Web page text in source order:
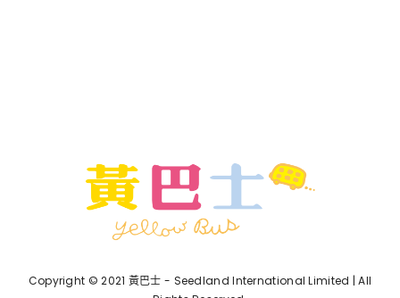
Copyright © 2021 黃巴士 - Seedland International Limited | All